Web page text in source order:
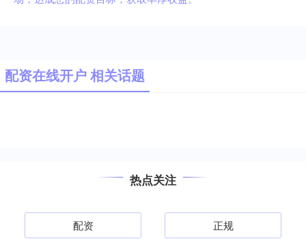
配资在线开户 相关话题
热点关注
配资 正规